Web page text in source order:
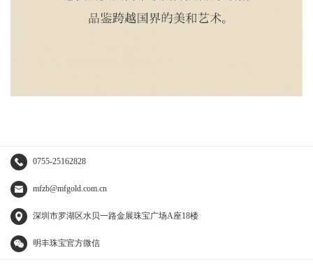
0755-25162828
mfzb@mfgold.com.cn
深圳市罗湖区水贝一路金展珠宝广场A座18楼
明丰珠宝官方微信